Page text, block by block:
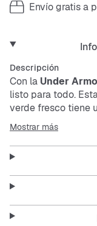
Envío gratis a
Descripción
Con la Under
listo para todo.
verde fresco tiene
regular suelto. Es
seca rápido,
Mostrar más